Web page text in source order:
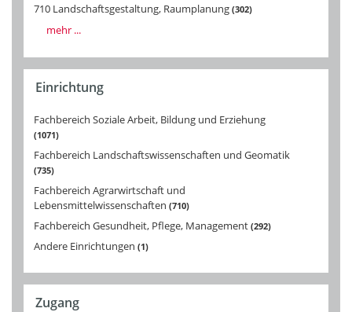
710 Landschaftsgestaltung, Raumplanung 302
mehr ...
Einrichtung
Fachbereich Soziale Arbeit, Bildung und Erziehung
1071
Fachbereich Landschaftswissenschaften und Geomatik
735
Fachbereich Agrarwirtschaft und
Lebensmittelwissenschaften 710
Fachbereich Gesundheit, Pflege, Management 292
Andere Einrichtungen 1
Zugang